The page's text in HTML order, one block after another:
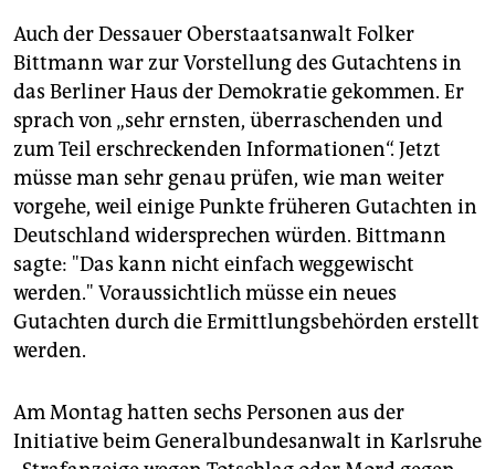
Auch der Dessauer Oberstaatsanwalt Folker
Bittmann war zur Vorstellung des Gutachtens in
das Berliner Haus der Demokratie gekommen. Er
sprach von „sehr ernsten, überraschenden und
zum Teil erschreckenden Informationen“. Jetzt
müsse man sehr genau prüfen, wie man weiter
vorgehe, weil einige Punkte früheren Gutachten in
Deutschland widersprechen würden. Bittmann
sagte: "Das kann nicht einfach weggewischt
werden." Voraussichtlich müsse ein neues
Gutachten durch die Ermittlungsbehörden erstellt
werden.
Am Montag hatten sechs Personen aus der
Initiative beim Generalbundesanwalt in Karlsruhe